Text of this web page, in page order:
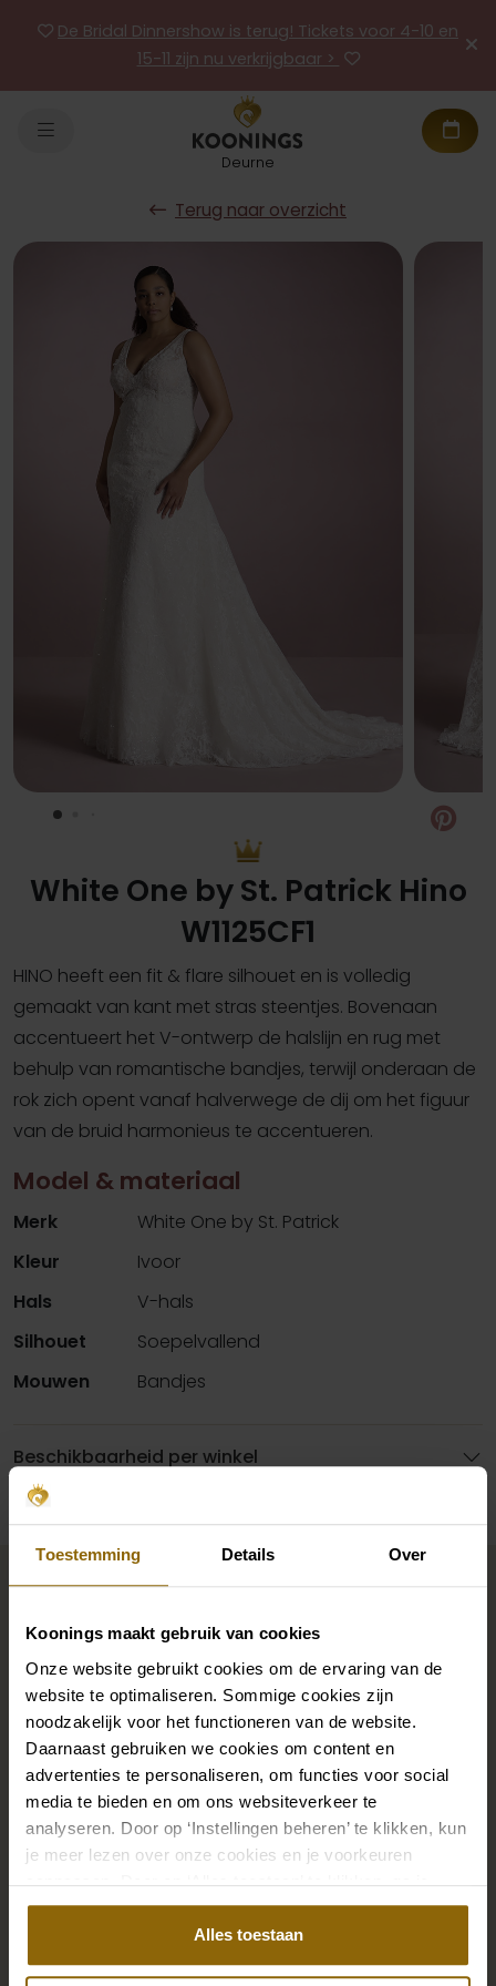
Toestemming Details Over
Koonings maakt gebruik van cookies
Onze website gebruikt cookies om de ervaring van de
website te optimaliseren. Sommige cookies zijn
noodzakelijk voor het functioneren van de website.
Daarnaast gebruiken we cookies om content en
advertenties te personaliseren, om functies voor social
media te bieden en om ons websiteverkeer te
analyseren. Door op ‘Instellingen beheren’ te klikken, kun
je meer lezen over onze cookies en je voorkeuren
aanpassen. Door op ‘Alles toestaan’ te klikken, ga je
akkoord met het gebruik van alle cookies.
Alles toestaan
De Bridal Dinnershow is terug! Tickets voor 4-10 en
15-11 zijn nu verkrijgbaar >
Deurne
Terug naar overzicht
White One by St. Patrick Hino
W1125CF1
HINO heeft een fit & flare silhouet en is volledig
gemaakt van kant met stras steentjes. Bovenaan
accentueert het V-ontwerp de halslijn en rug met
behulp van romantische bandjes, terwijl onderaan de
rok zich opent vanaf halverwege de dij om het figuur
van de bruid harmonieus te accentueren.
Model & materiaal
Merk
White One by St. Patrick
Kleur
Ivoor
Hals
V-hals
Silhouet
Soepelvallend
Mouwen
Bandjes
Beschikbaarheid per winkel
Maak jouw bridallook
De perfecte trouwschoenen voor onder je trouwjurk,
maar ook kettingen, armbanden en oorbellen die
precies bij je bruidsjurk passen of een prachtige sluier,
haarband of haarspeld voor je bruidskapsel: jouw
bruidslook is pas af met bijpassende accessoires. Met
onze grote accessoire winkel met accessoires voor
jouw jurk of trouwkostuum.
Ga naar accessoires